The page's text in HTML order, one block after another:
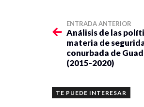
ENTRADA ANTERIOR
Análisis de las
materia de
conurbada de
(2015-2020)
TE PUEDE INTERESAR